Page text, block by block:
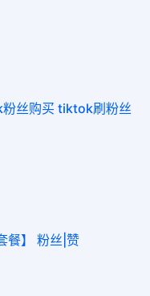
丝购买 tiktok刷粉丝
餐】 粉丝|赞